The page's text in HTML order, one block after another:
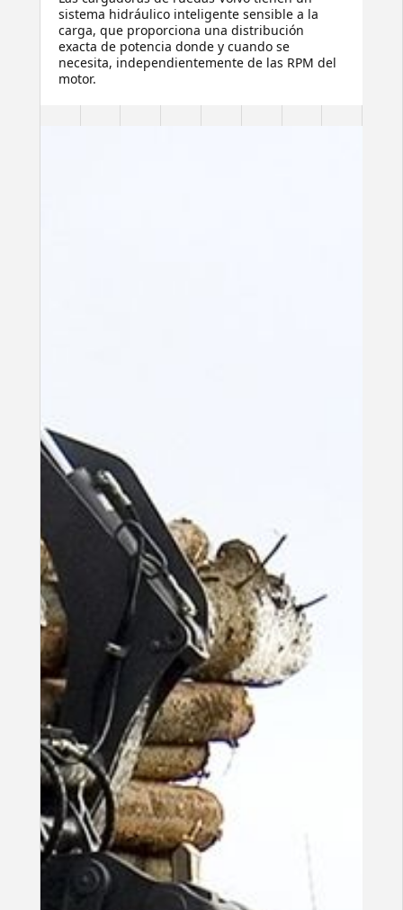
sistema hidráulico inteligente sensible a la
carga, que proporciona una distribución
exacta de potencia donde y cuando se
necesita, independientemente de las RPM del
motor.